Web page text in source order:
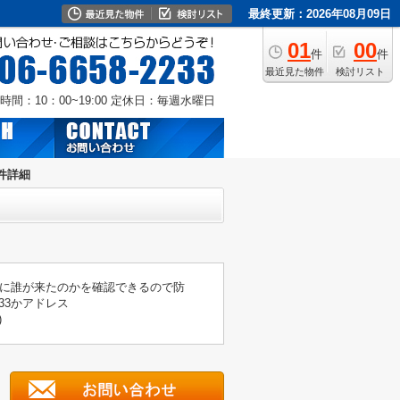
最終更新：2026年08月09日
01件
最近見た物件
00件
検討リスト
間：10：00~19:00 定休日：毎週水曜日
詳細
誰が来たのかを確認できるので防
かアドレス